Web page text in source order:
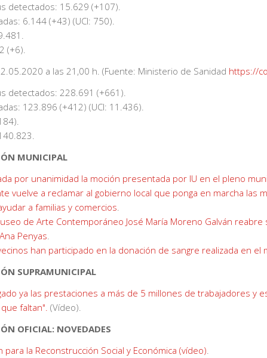
detectados: 15.629 (+107).
6.144 (+43) (UCI: 750).
(+6).
a las 21,00 h. (Fuente: Ministerio de Sanidad https://
detectados: 228.691 (+661).
123.896 (+412) (UCI: 11.436).
MUNICIPAL
por unanimidad la moción presentada por IU en el pleno
vuelve a reclamar al gobierno local que ponga en marcha las
a familias y comercios.
de Arte Contemporáneo José María Moreno Galván
Penyas.
han participado en la donación de sangre realizada en el
SUPRAMUNICIPAL
ya las prestaciones a más de 5 millones de trabajadores y
faltan". (Vídeo).
OFICIAL: NOVEDADES
para la Reconstrucción Social y Económica (vídeo).